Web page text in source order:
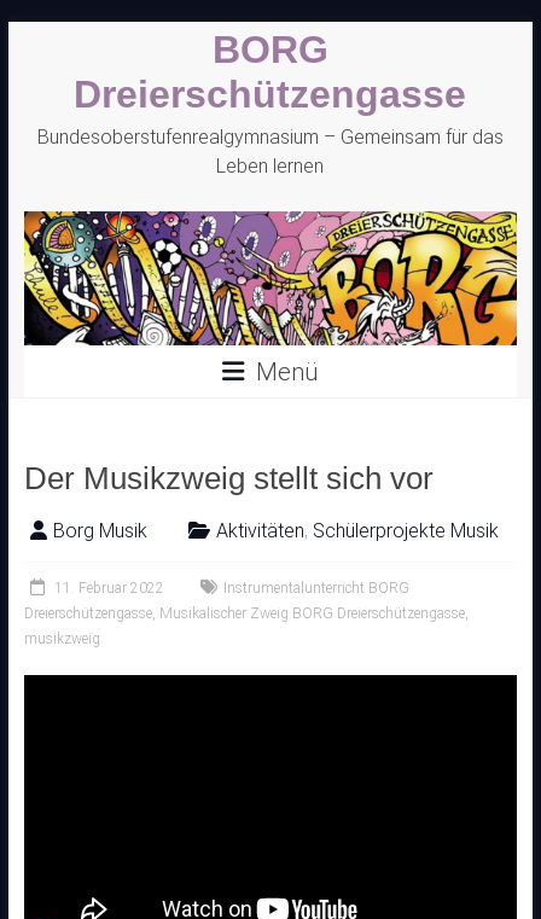
springen
BORG
Dreierschützengasse
Bundesoberstufenrealgymnasium – Gemeinsam für das
Leben lernen
Menü
Der Musikzweig stellt sich vor
Borg Musik Aktivitäten, Schülerprojekte Musik
11. Februar 2022
Instrumentalunterricht BORG
Dreierschützengasse, Musikalischer Zweig BORG Dreierschützengasse,
musikzweig